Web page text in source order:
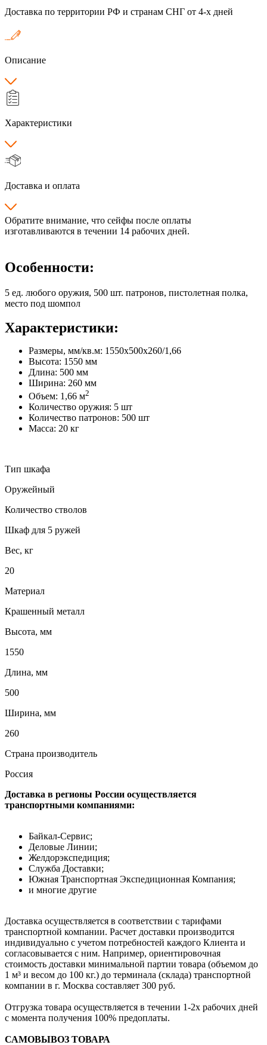
Доставка по территории РФ и странам СНГ от 4-х дней
Описание
Характеристики
Доставка и оплата
Обратите внимание, что сейфы после оплаты
изготавливаются в течении 14 рабочих дней.
Особенности:
5 ед. любого оружия, 500 шт. патронов, пистолетная полка,
место под шомпол
Характеристики:
Размеры, мм/кв.м: 1550х500х260/1,66
Высота: 1550 мм
Длина: 500 мм
Ширина: 260 мм
Объем: 1,66 м2
Количество оружия: 5 шт
Количество патронов: 500 шт
Масса: 20 кг
Тип шкафа
Оружейный
Количество стволов
Шкаф для 5 ружей
Вес, кг
20
Материал
Крашенный металл
Высота, мм
1550
Длина, мм
500
Ширина, мм
260
Страна производитель
Россия
Доставка в регионы России осуществляется
транспортными компаниями:
Байкал-Сервис;
Деловые Линии;
Желдорэкспедиция;
Служба Доставки;
Южная Транспортная Экспедиционная Компания;
и многие другие
Доставка осуществляется в соответствии с тарифами
транспортной компании. Расчет доставки производится
индивидуально с учетом потребностей каждого Клиента и
согласовывается с ним. Например, ориентировочная
стоимость доставки минимальной партии товара (объемом до
1 м³ и весом до 100 кг.) до терминала (склада) транспортной
компании в г. Москва составляет 300 руб.
Отгрузка товара осуществляется в течении 1-2х рабочих дней
с момента получения 100% предоплаты.
САМОВЫВОЗ ТОВАРА